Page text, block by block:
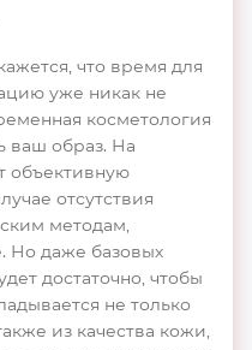
что время для
уже никак не
косметология
ваш образ. На
объективную
отсутствия
методам,
Но даже базовых
достаточно, чтобы
не только
из качества кожи,